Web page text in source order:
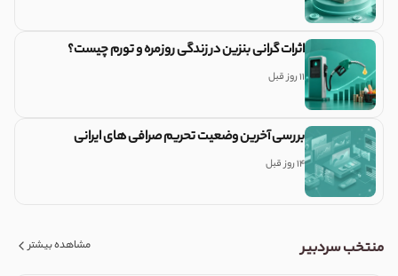
اثرات گرانی بنزین در زندگی روزمره و تورم چیست؟
11 روز قبل
بررسی آخرین وضعیت تحریم صرافی های ایرانی
14 روز قبل
منتخب سردبیر مشاهده بیشتر